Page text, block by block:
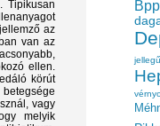
Tipikusan
az
van az
ellen.
körút
vagy
melyik